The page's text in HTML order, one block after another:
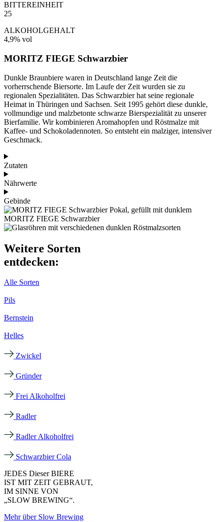
BITTEREINHEIT
25
ALKOHOLGEHALT
4,9% vol
MORITZ FIEGE Schwarzbier
Dunkle Braunbiere waren in Deutschland lange Zeit die
vorherrschende Biersorte. Im Laufe der Zeit wurden sie zu
regionalen Spezialitäten. Das Schwarzbier hat seine regionale
Heimat in Thüringen und Sachsen. Seit 1995 gehört diese dunkle,
vollmundige und malzbetonte schwarze Bierspezialität zu unserer
Bierfamilie. Wir kombinieren Aromahopfen und Röstmalze mit
Kaffee- und Schokoladennoten. So entsteht ein malziger, intensiver
Geschmack.
Zutaten
Nährwerte
Gebinde
Weitere Sorten
entdecken:
Alle Sorten
Pils
Bernstein
Helles
Zwickel
Gründer
Frei Alkoholfrei
Radler
Radler Alkoholfrei
Schwarzbier Cola
JEDES Dieser BIERE
IST MIT ZEIT GEBRAUT,
IM SINNE VON
„SLOW BREWING“.
Mehr über Slow Brewing